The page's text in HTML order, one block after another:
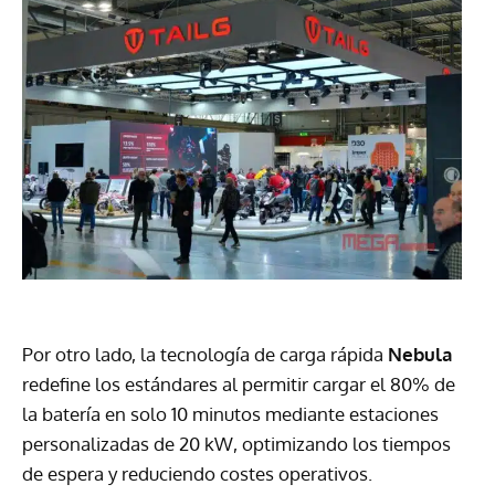
Por otro lado, la tecnología de carga rápida Nebula
redefine los estándares al permitir cargar el 80% de
la batería en solo 10 minutos mediante estaciones
personalizadas de 20 kW, optimizando los tiempos
de espera y reduciendo costes operativos.